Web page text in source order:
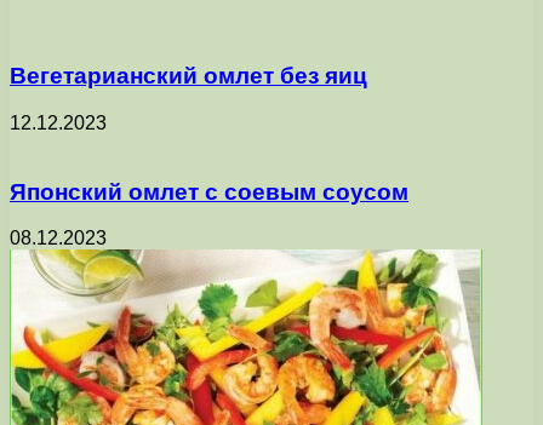
Вегетарианский омлет без яиц
12.12.2023
Японский омлет с соевым соусом
08.12.2023